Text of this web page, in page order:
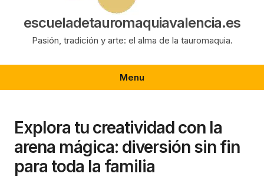
escueladetauromaquiavalencia.es
Pasión, tradición y arte: el alma de la tauromaquia.
Menu
Explora tu creatividad con la
arena mágica: diversión sin fin
para toda la familia